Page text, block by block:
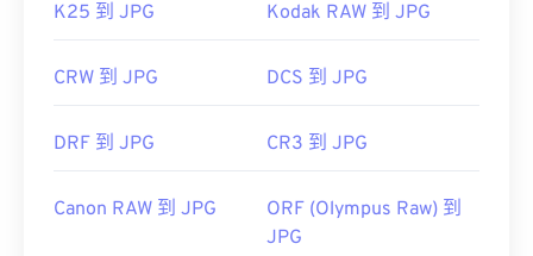
K25 到 JPG Kodak RAW 到 JPG
CRW 到 JPG DCS 到 JPG
DRF 到 JPG CR3 到 JPG
Canon RAW 到 JPG
ORF (Olympus Raw) 到
JPG